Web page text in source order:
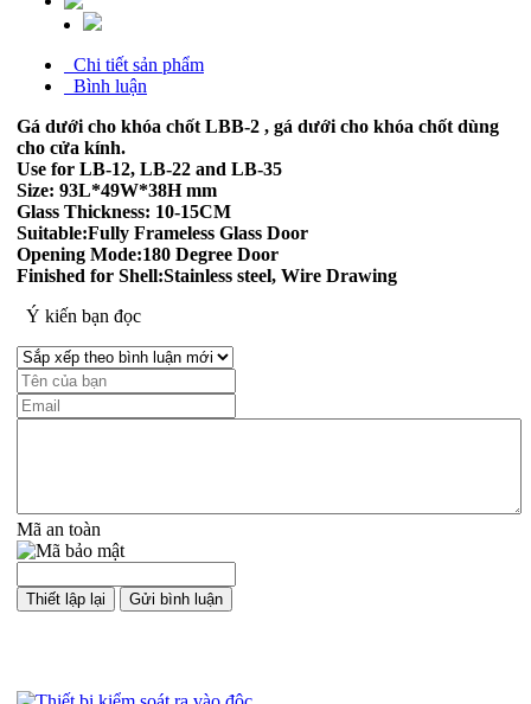
Chi tiết sản phẩm
Bình luận
Gá dưới cho khóa chốt LBB-2 , gá dưới cho khóa chốt dùng
cho cửa kính.
Use for LB-12, LB-22 and LB-35
Size: 93L*49W*38H mm
Glass Thickness: 10-15CM
Suitable:Fully Frameless Glass Door
Opening Mode:180 Degree Door
Finished for Shell:Stainless steel, Wire Drawing
Ý kiến bạn đọc
Mã an toàn